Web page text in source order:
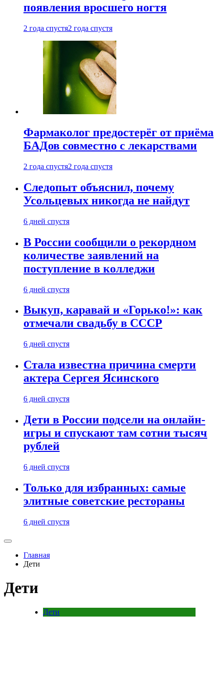
появления вросшего ногтя
2 года спустя2 года спустя
Фармаколог предостерёг от приёма
БАДов совместно с лекарствами
2 года спустя2 года спустя
Следопыт объяснил, почему
Усольцевых никогда не найдут
6 дней спустя
В России сообщили о рекордном
количестве заявлений на
поступление в колледжи
6 дней спустя
Выкуп, каравай и «Горько!»: как
отмечали свадьбу в СССР
6 дней спустя
Стала известна причина смерти
актера Сергея Ясинского
6 дней спустя
Дети в России подсели на онлайн-
игры и спускают там сотни тысяч
рублей
6 дней спустя
Только для избранных: самые
элитные советские рестораны
6 дней спустя
Главная
Дети
Дети
Дети